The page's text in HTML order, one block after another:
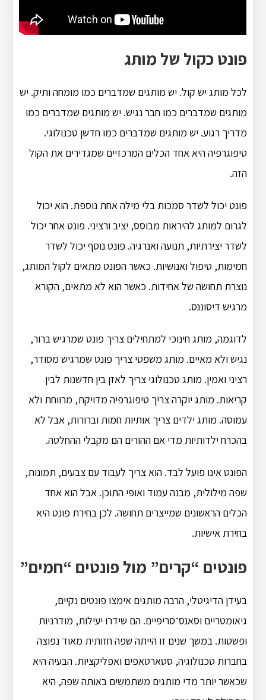
פונט כקול של מותג
לכל מותג יש קול. יש מותגים שמדברים כמו מומחה ותיק. יש
מותגים שמדברים כמו חבר נגיש. יש מותגים שמדברים כמו
מדריך רגוע. יש מותגים שמדברים כמו חדשן טכנולוגי.
טיפוגרפיה היא אחד הכלים המרכזיים שמגדירים את הקול
הזה.
פונט יכול לשדר סמכות בלי מילה אחת נוספת. הוא יכול
לגרום למותג להיראות מבוסס, יציב ורציני. פונט אחר יכול
לשדר יצירתיות, תנועה ואנרגיה. פונט נוסף יכול לשדר
חמימות, טיפול ואנושיות. כאשר הפונט מתאים לקול המותג,
נוצרת תחושה של אחידות. כאשר הוא לא מתאים, הקורא
מרגיש דיסוננס.
לדוגמה, מותג חינוכי למתחילים צריך פונט שמרגיש ברור,
נגיש ולא מאיים. מותג משפטי צריך פונט שמרגיש מסודר,
רציני ואמין. מותג טכנולוגי צריך לאזן בין חדשנות לבין
קריאות. מותג יוקרה צריך טיפוגרפיה מדויקת, מרווחת ולא
עמוסה. מותג ילדים צריך אותיות חמות וברורות, אבל לא
בהכרח ילדותיות מדי אם ההורים הם מקבלי ההחלטה.
הפונט אינו פועל לבד. הוא צריך לעבוד עם צבעים, תמונות,
שפה מילולית, מבנה עמוד ואופי התוכן. אבל הוא אחד
הכלים הראשונים שמייצרים תחושה. לכן בחירת פונט היא
בחירת אישיות.
פונטים “קרים” מול פונטים “חמים”
בעידן הדיגיטלי, הרבה מותגים אימצו פונטים נקיים,
גיאומטריים וסאנס־סריפיים. הם שידרו יעילות, מודרניות
ופשטות. במשך שנים זו הייתה שפה חזותית מאוד נפוצה
בחברות טכנולוגיה, סטארטאפים ואפליקציות. הבעיה היא
שכאשר יותר מדי מותגים משתמשים באותה שפה, היא